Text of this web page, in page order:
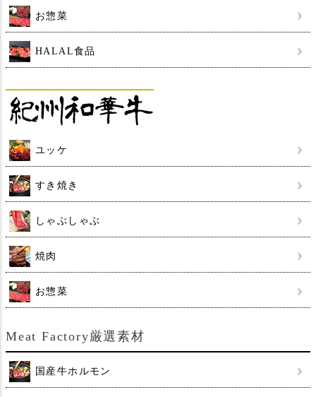
お惣菜
HALAL食品
ユッケ
すき焼き
しゃぶしゃぶ
焼肉
お惣菜
Meat Factory厳選素材
国産牛ホルモン